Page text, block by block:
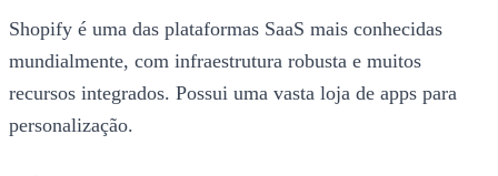
Shopify é uma das plataformas SaaS mais conhecidas
mundialmente, com infraestrutura robusta e muitos
recursos integrados. Possui uma vasta loja de apps para
personalização.